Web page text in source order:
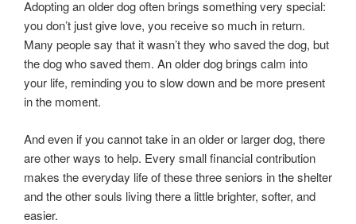
Adopting an older dog often brings something very special:
you don’t just give love, you receive so much in return.
Many people say that it wasn’t they who saved the dog, but
the dog who saved them. An older dog brings calm into
your life, reminding you to slow down and be more present
in the moment.
And even if you cannot take in an older or larger dog, there
are other ways to help. Every small financial contribution
makes the everyday life of these three seniors in the shelter
and the other souls living there a little brighter, softer, and
easier.